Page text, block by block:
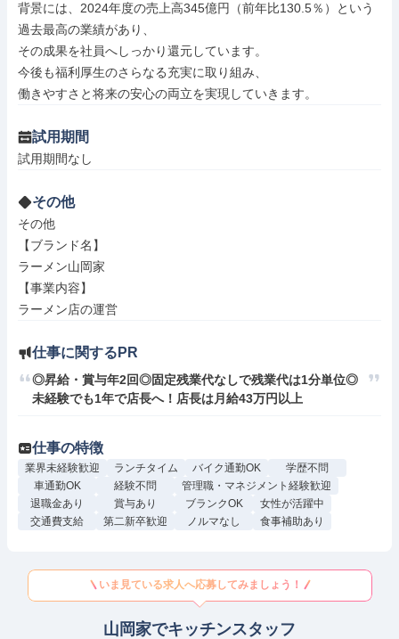
背景には、2024年度の売上高345億円（前年比130.5％）という
過去最高の業績があり、
その成果を社員へしっかり還元しています。
今後も福利厚生のさらなる充実に取り組み、
働きやすさと将来の安心の両立を実現していきます。
試用期間
試用期間なし
その他
その他
【ブランド名】
ラーメン山岡家
【事業内容】
ラーメン店の運営
仕事に関するPR
◎昇給・賞与年2回◎固定残業代なしで残業代は1分単位◎
未経験でも1年で店長へ！店長は月給43万円以上
仕事の特徴
業界未経験歓迎 ランチタイム バイク通勤OK
学歴不問
車通勤OK
経験不問
管理職・マネジメント経験歓迎
退職金あり
賞与あり ブランクOK
女性が活躍中
交通費支給
第二新卒歓迎 ノルマなし 食事補助あり
いま見ている求人へ応募してみましょう！
山岡家でキッチンスタッフ